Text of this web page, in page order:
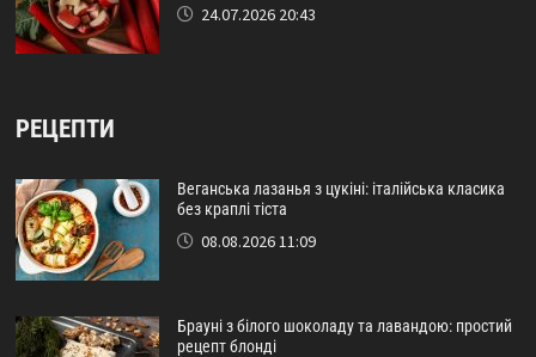
24.07.2026 20:43
РЕЦЕПТИ
Веганська лазанья з цукіні: італійська класика
без краплі тіста
08.08.2026 11:09
Брауні з білого шоколаду та лавандою: простий
рецепт блонді